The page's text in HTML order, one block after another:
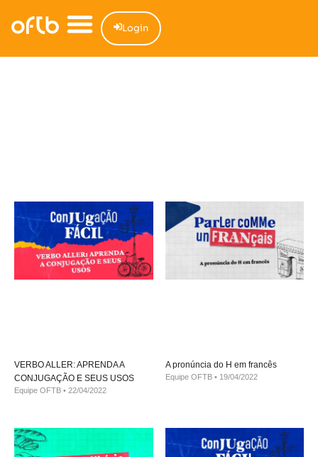
Login
VERBO ALLER: APRENDA A
CONJUGAÇÃO E SEUS USOS
Equipe OFTB 22/04/2022
A pronúncia do H em francês
Equipe OFTB 19/04/2022